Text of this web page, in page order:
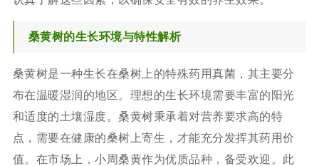
桑黄树的生长环境与特性解析
桑黄树是一种生长在桑树上的特殊药用真菌，其主要分
布在温暖湿润的地区。理想的生长环境需要丰富的阳光
和适度的土壤湿度。桑黄树秉承着对营养要求高的特
点，需要在健康的桑树上寄生，才能充分发挥其药用价
值。在市场上，小周桑黄作为优质品种，备受欢迎。此